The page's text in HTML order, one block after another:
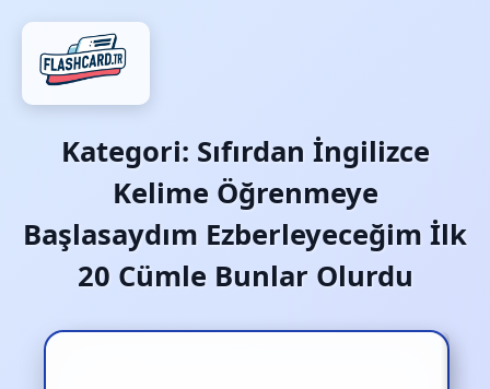
Kategori: Sıfırdan İngilizce
Kelime Öğrenmeye
Başlasaydım Ezberleyeceğim İlk
20 Cümle Bunlar Olurdu